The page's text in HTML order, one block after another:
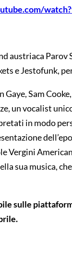
austriaca Parov
e Jestofunk,
Sam
un vocalist
in modo
Vergini
sua musica,
sulle